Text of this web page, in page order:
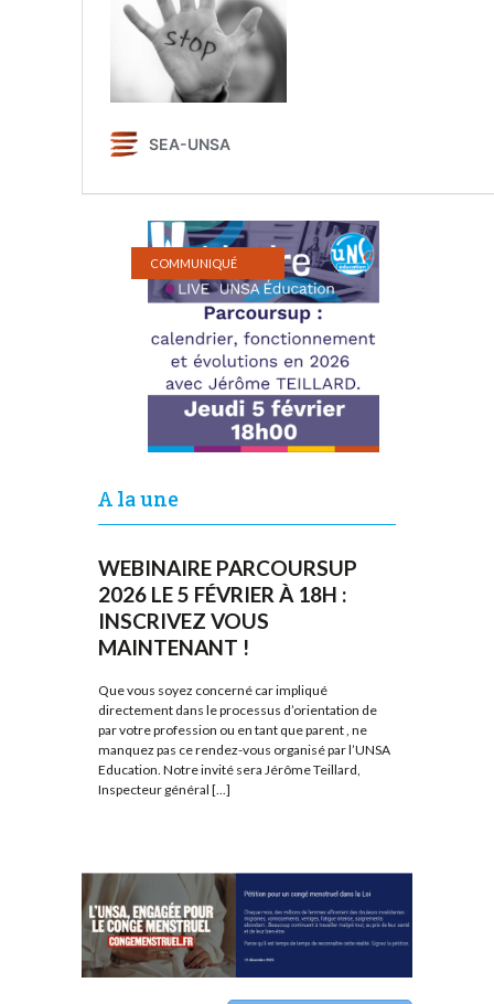
COMMUNIQUÉ
A la une
WEBINAIRE PARCOURSUP
2026 LE 5 FÉVRIER À 18H :
INSCRIVEZ VOUS
MAINTENANT !
Que vous soyez concerné car impliqué
directement dans le processus d’orientation de
par votre profession ou en tant que parent , ne
manquez pas ce rendez-vous organisé par l’UNSA
Education. Notre invité sera Jérôme Teillard,
Inspecteur général [...]